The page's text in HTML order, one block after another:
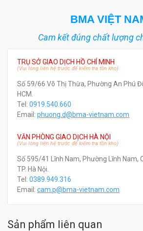
BMA VIỆT
Cam kết đúng chất lượng
TRỤ SỞ GIAO DỊCH HỒ CHÍ MINH
(Vui lòng liên hệ trước để kiểm tra tồn kho)
Số 59/66 Võ Thị Thừa, Phường An Phú
HCM.
Tel: 0919.540.660
Email: phuong.d@bma-vietnam.com
VĂN PHÒNG GIAO DỊCH HÀ NỘI
(Vui lòng liên hệ trước để kiểm tra tồn kho)
Số 595/41 Lĩnh Nam, Phường Lĩnh Nam,
TP. Hà Nội.
Tel: 0389.949.316
Email: cam.p@bma-vietnam.com
Sản phẩm liên quan